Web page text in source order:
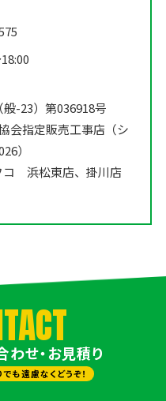
-23）第036918号
会指定販売工事店（シ
）
コ 浜松東店、掛川店
わせ・お見積り
も遠慮なくどうぞ！